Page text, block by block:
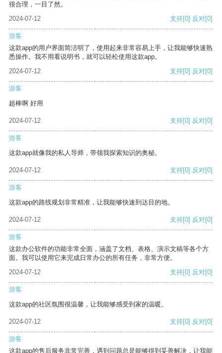
很合理，一目了然。
2024-07-12
支持[0] 反对[0]
游客
这款app的用户界面简洁明了，使用起来非常容易上手，让我能够快速熟
悉操作。我不用看说明书，就可以轻松使用这款app。
2024-07-12
支持[0] 反对[0]
游客
超棒啊 好用
2024-07-12 支持[0] 反对[0]
游客
这款app就像我的私人导师，带领我探索知识的奥秘。
2024-07-12 支持[0] 反对[0]
游客
这款app的路线规划非常精准，让我能够快速到达目的地。
2024-07-12 支持[0] 反对[0]
游客
这款办公软件的功能非常全面，涵盖了文档、表格、演示文稿等各个方
面。我可以使用它来完成日常办公的所有任务，非常方便。
2024-07-12
支持[0] 反对[0]
游客
这款app的社区氛围很温馨，让我能够感受到家的温暖。
2024-07-12 支持[0] 反对[0]
游客
这款app的售后服务非常完善，遇到问题总是能够得到妥善解决，让我能